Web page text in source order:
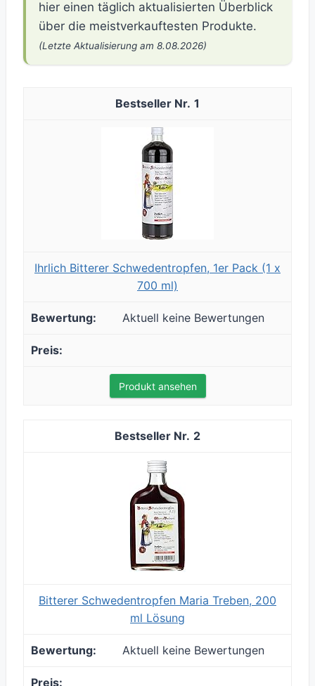
hier einen täglich aktualisierten Überblick
über die meistverkauftesten Produkte.
(Letzte Aktualisierung am 8.08.2026)
1
Ihrlich Bitterer Schwedentropfen, 1er Pack (1 x
700 ml)
Aktuell keine Bewertungen
Produkt ansehen
2
Bitterer Schwedentropfen Maria Treben, 200
ml Lösung
Aktuell keine Bewertungen